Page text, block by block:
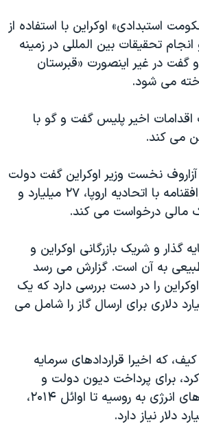
استبدادی» اوکراین با استفاده از
تحقیقات بین المللی در زمینه
گفت در غیر اینصورت «قبرستان
می شود.
اقدامات اخیر پلیس گفت و گو با
می کند.
آزاروف نخست وزیر اوکراین گفت دولت
او پیش از امضای توافقنامه با اتحادیه اروپا، ۲۷ میلیارد و
گذار و شریک بازرگانی اوکراین و
به آن است. گزارش می رسد
را در دست بررسی دارد که یک
سالانه ۹ میلیارد دلاری برای ارسال گاز را شامل می
که اخیرا قراردادهای سرمایه
برای پرداخت دیون دولت و
پرداخت های هزینه های انرژی به روسیه تا اوائل ۲۰۱۴،